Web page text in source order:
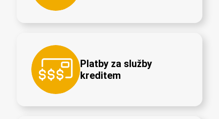
Platby za služby
kreditem